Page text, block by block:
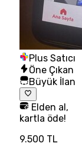
Plus Satıcı
Öne Çıkan
Büyük İlan
Elden al,
kartla öde!
9.500 TL